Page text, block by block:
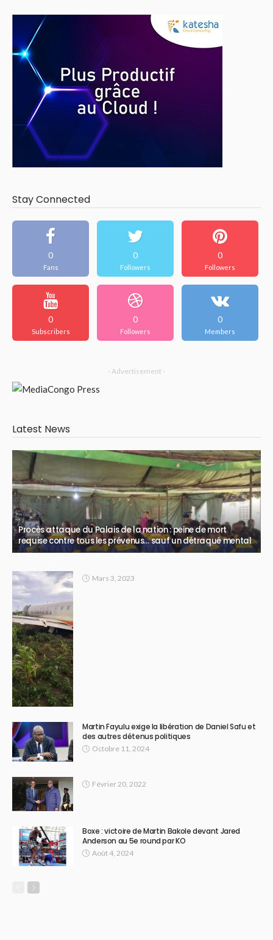
Stay Connected
0
Fans
0
Followers
0
Followers
0
Subscribers
0
Followers
0
Members
- Advertisement -
Latest News
Procès attaque du Palais de la nation : peine de mort
requise contre tous les prévenus… sauf un détraqué mental
Mars 3, 2023
Martin Fayulu exige la libération de Daniel Safu et
des autres détenus politiques
Octobre 11, 2024
Février 20, 2022
Boxe : victoire de Martin Bakole devant Jared
Anderson au 5e round par KO
Août 4, 2024